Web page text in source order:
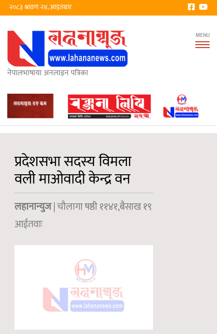
२०८३ श्रावण २४, आइतबार
नेपालभाषाया अनलाइन पत्रिका
प्रदेशसभा सदस्य विमला
वली माओवादी केन्द्र वन
लहानान्युज| चौलागा षष्ठी ११४१,बैसाख १९
आईतवाः